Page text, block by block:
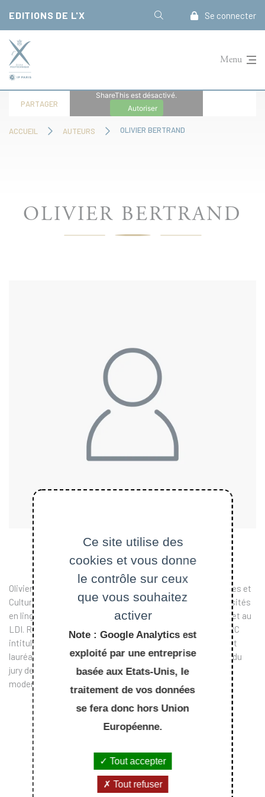
EDITIONS DE L'X Se connecter
Menu
ACCUEIL AUTEURS OLIVIER BERTRAND
PARTAGER
ShareThis est désactivé.
Autoriser
OLIVIER BERTRAND
Olivier Bertrand, est président du Département des Langues et
Cultures de l'Ecole Polytechnique et professeur des universités
en linguistique historique à l'université de Cergy-Pontoise et au
LDI. Responsable scientifique du programme européen ERC
intitulé "Histoire du lexique politique français" (ATILF), il est
lauréat de la médaille de bronze du CNRS (2011) et membre du
jury de l'agrégation interne et du Capes externe de Lettres
modernes.
Ce site utilise des
cookies et vous donne
le contrôle sur ceux
que vous souhaitez
activer
Note : Google Analytics est
exploité par une entreprise
basée aux Etats-Unis, le
traitement de vos données
se fera donc hors Union
Européenne.
Tout accepter
Tout refuser